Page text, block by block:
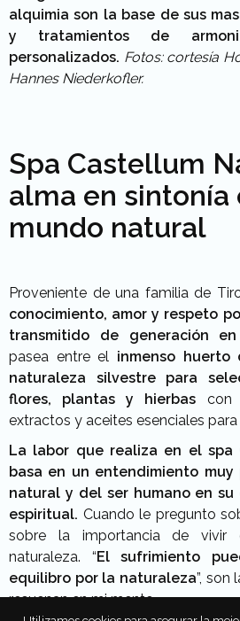
alquimia son la base de sus
y tratamientos de
personalizados. Fotos: cortesía
Hannes Niederkofler.
Spa Castellum
alma en sintonía
mundo natural
Proveniente de una familia de
conocimiento, amor y respeto
transmitido de generación en
pasea entre el inmenso
naturaleza silvestre para
flores, plantas y hierbas con
extractos y aceites esenciales
La labor que realiza en el spa
basa en un entendimiento
natural y del ser humano en su
espiritual. Cuando le pregunto
sobre la importancia de vivir
naturaleza. “El sufrimiento
equilibro por la naturaleza”, son
resuenan en mi mente.